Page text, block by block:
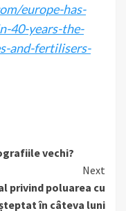
europe-has-
40-years-the-
and-fertilisers-
vechi?
Next
privind poluarea cu
în câteva luni